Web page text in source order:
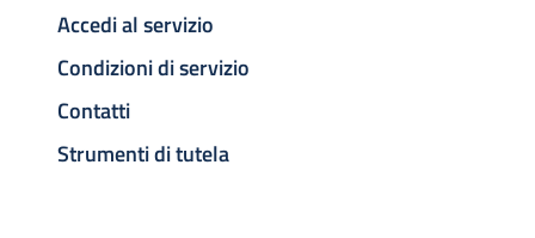
Accedi al servizio
Condizioni di servizio
Contatti
Strumenti di tutela